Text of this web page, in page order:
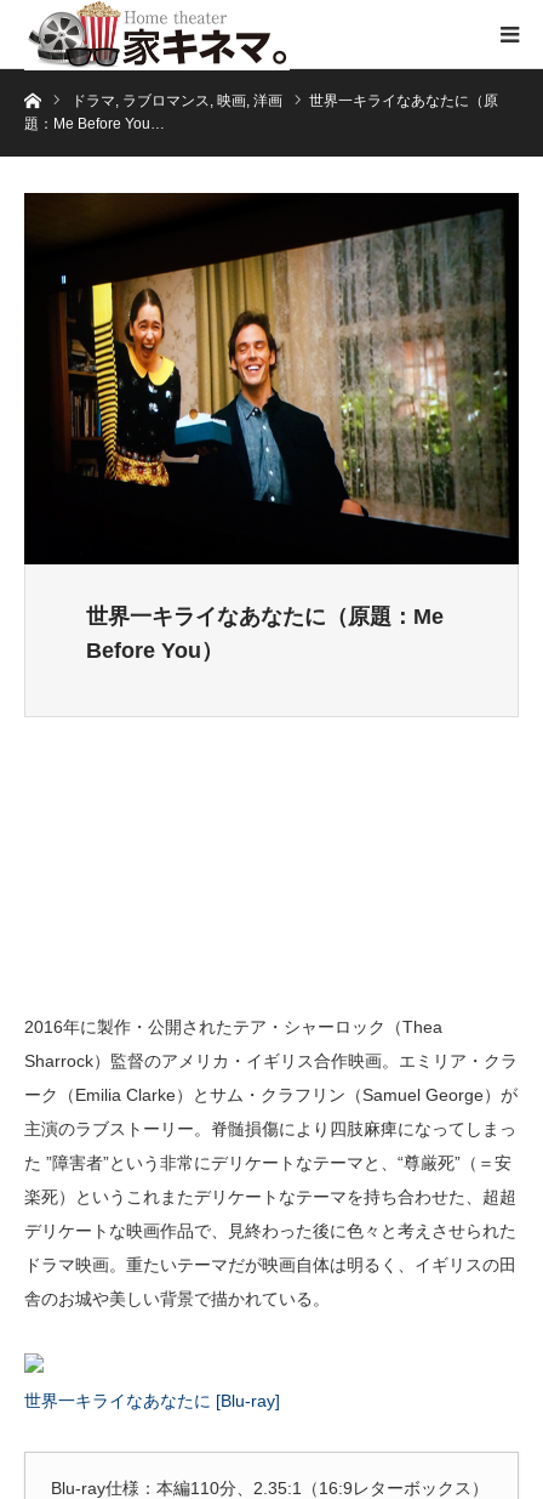
ホームドラマ, ラブロマンス, 映画, 洋画
世界一キライなあなたに（原
題：Me Before You…
世界一キライなあなたに（原題：Me
Before You）
2016年に製作・公開されたテア・シャーロック（Thea
Sharrock）監督のアメリカ・イギリス合作映画。エミリア・クラ
ーク（Emilia Clarke）とサム・クラフリン（Samuel George）が
主演のラブストーリー。脊髄損傷により四肢麻痺になってしまっ
た ”障害者”という非常にデリケートなテーマと、“尊厳死”（＝安
楽死）というこれまたデリケートなテーマを持ち合わせた、超超
デリケートな映画作品で、見終わった後に色々と考えさせられた
ドラマ映画。重たいテーマだが映画自体は明るく、イギリスの田
舎のお城や美しい背景で描かれている。
世界一キライなあなたに [Blu-ray]
Blu-ray仕様：本編110分、2.35:1（16:9レターボックス）